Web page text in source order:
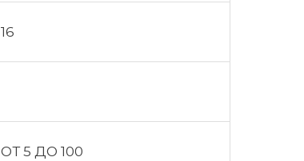
16
ОТ 5 ДО 100